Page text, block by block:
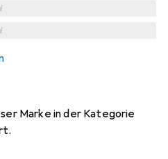
i
i
Marke in der Kategorie